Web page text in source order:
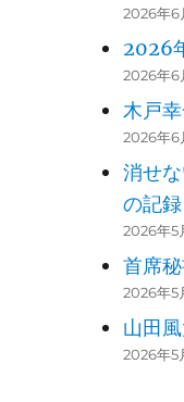
2026年6
2026
2026年6
木戸
2026年6
消せ
の記録
2026年5
首席
2026年5
山田
2026年5